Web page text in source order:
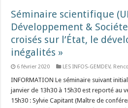
Séminaire scientifique
Développement &
croisés sur l’État, le
inégalités »
6 février 2020 LES INFOS-GEMDEV,
INFORMATION Le séminaire suivant
janvier de 13h30 à 15h30 est reporté au
15h30 : Sylvie Capitant (Maître de